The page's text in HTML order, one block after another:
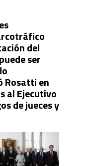
del
ser
Rosatti en
al Ejecutivo
de jueces y